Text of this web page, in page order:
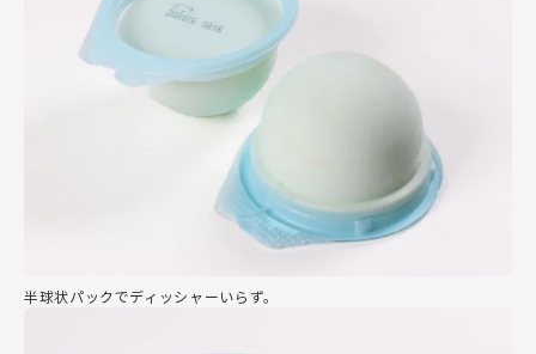
半球状パックでディッシャーいらず。